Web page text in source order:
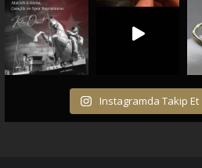
Instagramda Takip Et